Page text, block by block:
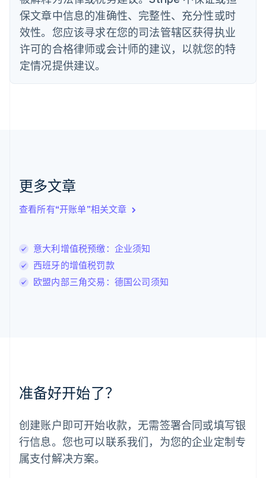
保文章中信息的准确性、完整性、充分性或时
效性。您应该寻求在您的司法管辖区获得执业
许可的合格律师或会计师的建议，以就您的特
定情况提供建议。
更多文章
查看所有“开账单”相关文章
意大利增值税预缴：企业须知
西班牙的增值税罚款
欧盟内部三角交易：德国公司须知
准备好开始了？
创建账户即可开始收款，无需签署合同或填写银
行信息。您也可以联系我们，为您的企业定制专
属支付解决方案。
English
德国
DeutschEnglish
法国
FrançaisEnglish
芬兰
EnglishSvenska
English Italiano
拉脱维亚
立陶宛
DeutschEnglish
卢森堡
Français DeutschEnglish
罗马尼亚
墨西哥
EspañolEnglish
English
葡萄牙
PortuguêsEnglish
日本